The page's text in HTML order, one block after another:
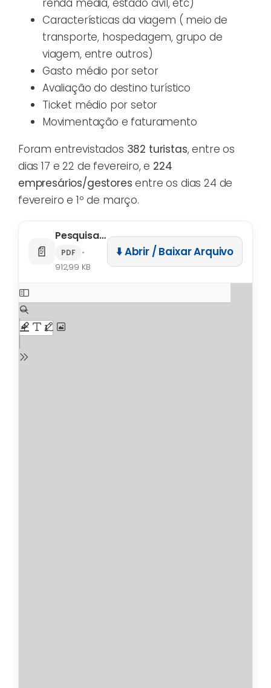
Características da viagem ( meio de
transporte, hospedagem, grupo de
viagem, entre outros)
Gasto médio por setor
Avaliação do destino turístico
Ticket médio por setor
Movimentação e faturamento
Foram entrevistados 382 turistas, entre os
dias 17 e 22 de fevereiro, e 224
empresários/gestores entre os dias 24 de
fevereiro e 1º de março.
📄
Pesquisa de Turismo – Carnaval 2023
PDF
•
912,99 KB
⬇️ Abrir / Baixar Arquivo